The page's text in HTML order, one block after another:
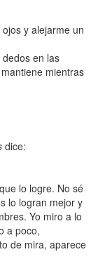
y alejarme un
en las
mientras
dice:
lo logre. No sé
lo logran mejor y
Yo miro a lo
a poco,
de mira, aparece